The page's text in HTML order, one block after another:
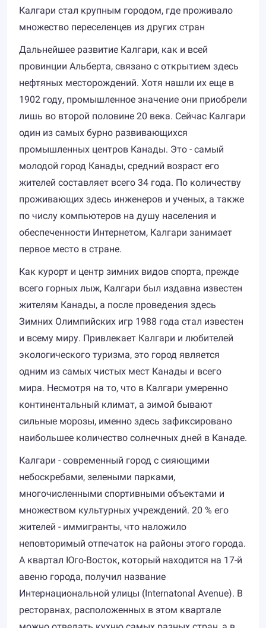
Калгари стал крупным городом, где проживало
множество переселенцев из других стран
Дальнейшее развитие Калгари, как и всей
провинции Альберта, связано с открытием здесь
нефтяных месторождений. Хотя нашли их еще в
1902 году, промышленное значение они приобрели
лишь во второй половине 20 века. Сейчас Калгари
один из самых бурно развивающихся
промышленных центров Канады. Это - самый
молодой город Канады, средний возраст его
жителей составляет всего 34 года. По количеству
проживающих здесь инженеров и ученых, а также
по числу компьютеров на душу населения и
обеспеченности Интернетом, Калгари занимает
первое место в стране.
Как курорт и центр зимних видов спорта, прежде
всего горных лыж, Калгари был издавна известен
жителям Канады, а после проведения здесь
Зимних Олимпийских игр 1988 года стал известен
и всему миру. Привлекает Калгари и любителей
экологического туризма, это город является
одним из самых чистых мест Канады и всего
мира. Несмотря на то, что в Калгари умеренно
континентальный климат, а зимой бывают
сильные морозы, именно здесь зафиксировано
наибольшее количество солнечных дней в Канаде.
Калгари - современный город с сияющими
небоскребами, зелеными парками,
многочисленными спортивными объектами и
множеством культурных учреждений. 20 % его
жителей - иммигранты, что наложило
неповторимый отпечаток на районы этого города.
А квартал Юго-Восток, который находится на 17-й
авеню города, получил название
Интернациональной улицы (Internatonal Avenue). В
ресторанах, расположенных в этом квартале